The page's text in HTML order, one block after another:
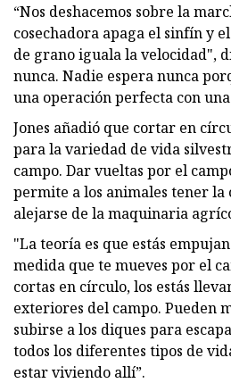
“Nos deshacemos sobre la
cosechadora apaga el sinfín y
de grano iguala la velocidad",
nunca. Nadie espera nunca
una operación perfecta con
Jones añadió que cortar en
para la variedad de vida
campo. Dar vueltas por el
permite a los animales tener
alejarse de la maquinaria
"La teoría es que estás
medida que te mueves por el
cortas en círculo, los estás
exteriores del campo. Pueden
subirse a los diques para
todos los diferentes tipos de
estar viviendo allí”.